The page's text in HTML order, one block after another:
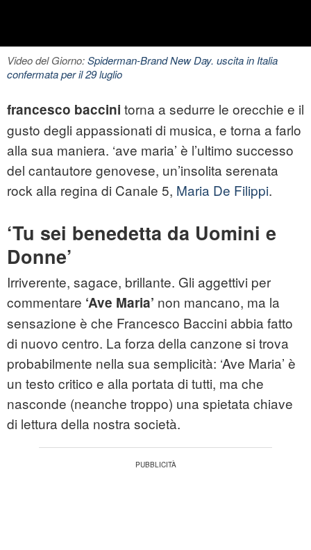
Video del Giorno:Spiderman-Brand New Day. uscita in Italia
confermata per il 29 luglio
francesco baccini torna a sedurre le orecchie e il
gusto degli appassionati di musica, e torna a farlo
alla sua maniera. ‘ave maria’ è l’ultimo successo
del cantautore genovese, un’insolita serenata
rock alla regina di Canale 5, Maria De Filippi.
‘Tu sei benedetta da Uomini e
Donne’
Irriverente, sagace, brillante. Gli aggettivi per
commentare ‘Ave Maria’ non mancano, ma la
sensazione è che Francesco Baccini abbia fatto
di nuovo centro. La forza della canzone si trova
probabilmente nella sua semplicità: ‘Ave Maria’ è
un testo critico e alla portata di tutti, ma che
nasconde (neanche troppo) una spietata chiave
di lettura della nostra società.